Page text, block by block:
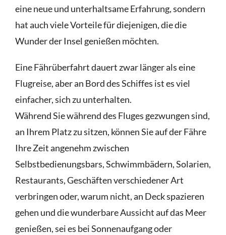
eine neue und unterhaltsame Erfahrung, sondern
hat auch viele Vorteile für diejenigen, die die
Wunder der Insel genießen möchten.
Eine Fährüberfahrt dauert zwar länger als eine
Flugreise, aber an Bord des Schiffes ist es viel
einfacher, sich zu unterhalten.
Während Sie während des Fluges gezwungen sind,
an Ihrem Platz zu sitzen, können Sie auf der Fähre
Ihre Zeit angenehm zwischen
Selbstbedienungsbars, Schwimmbädern, Solarien,
Restaurants, Geschäften verschiedener Art
verbringen oder, warum nicht, an Deck spazieren
gehen und die wunderbare Aussicht auf das Meer
genießen, sei es bei Sonnenaufgang oder